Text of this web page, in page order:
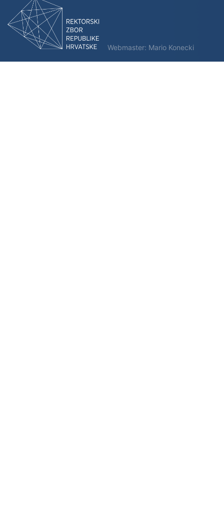
Webmaster: Mario Konecki